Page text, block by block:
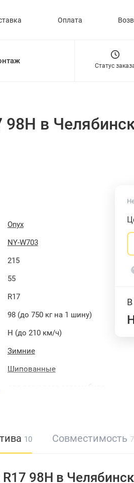
Оплата
Статус
98H в
Onyx
NY-W703
215
55
R17
98 (до 750 кг на 1 шину)
H (до 210 км/ч)
Зимние
Шипованные
для легкового автомобиля
направленные
Нет
В
10 Совместимость
98H в